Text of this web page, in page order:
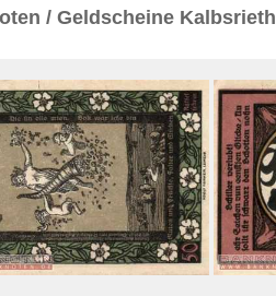
/ Geldscheine Kalbsrieth